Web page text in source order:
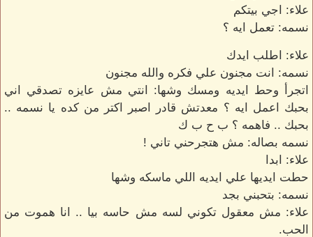
علاء: اجي بيتكم
نسمه: تعمل ايه ؟
علاء: اطلب ايدك
نسمه: انت مجنون علي فكره والله مجنون
اتجرأ وحط ايديه ومسك وشها: انتي مش عايزه تصدقي اني
بحبك اعمل ايه ؟ معدتش قادر اصبر اكتر من كده يا نسمه ..
بحبك .. فاهمه ؟ ب ح ب ك
نسمه بصاله: مش هتجرحني تاني !
علاء: ابدا
حطت ايديها علي ايديه اللي ماسكه وشها
نسمه: بتحبني بجد
علاء: مش معقول تكوني لسه مش حاسه بيا .. انا هموت من
الحب.